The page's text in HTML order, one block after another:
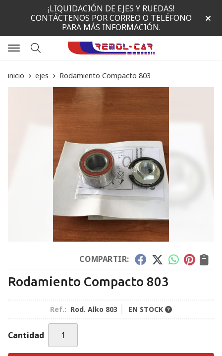
¡LIQUIDACIÓN DE EJES Y RUEDAS!
CONTÁCTENOS POR CORREO O TELÉFONO
PARA MÁS INFORMACIÓN.
Buscar
inicio ejes Rodamiento Compacto 803
COMPARTIR:
Rodamiento Compacto 803
Ref.: Rod. Alko 803 EN STOCK
Cantidad